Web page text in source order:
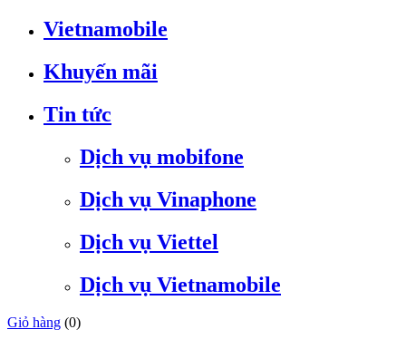
Vietnamobile
Khuyến mãi
Tin tức
Dịch vụ mobifone
Dịch vụ Vinaphone
Dịch vụ Viettel
Dịch vụ Vietnamobile
Giỏ hàng (0)